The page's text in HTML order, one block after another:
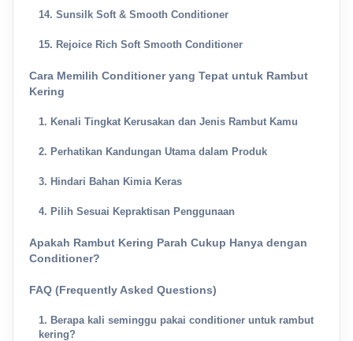
14. Sunsilk Soft & Smooth Conditioner
15. Rejoice Rich Soft Smooth Conditioner
Cara Memilih Conditioner yang Tepat untuk Rambut
Kering
1. Kenali Tingkat Kerusakan dan Jenis Rambut Kamu
2. Perhatikan Kandungan Utama dalam Produk
3. Hindari Bahan Kimia Keras
4. Pilih Sesuai Kepraktisan Penggunaan
Apakah Rambut Kering Parah Cukup Hanya dengan
Conditioner?
FAQ (Frequently Asked Questions)
1. Berapa kali seminggu pakai conditioner untuk rambut
kering?